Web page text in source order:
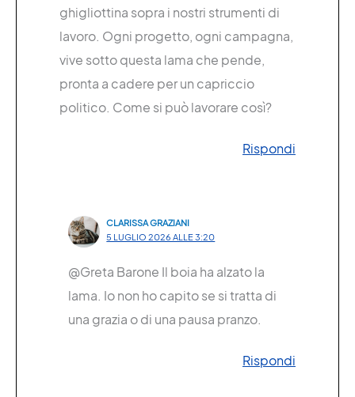
ghigliottina sopra i nostri strumenti di
lavoro. Ogni progetto, ogni campagna,
vive sotto questa lama che pende,
pronta a cadere per un capriccio
politico. Come si può lavorare così?
Rispondi
CLARISSA GRAZIANI
5 LUGLIO 2026 ALLE 3:20
@Greta Barone Il boia ha alzato la
lama. Io non ho capito se si tratta di
una grazia o di una pausa pranzo.
Rispondi